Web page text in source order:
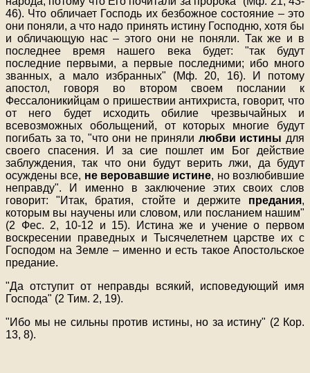
46). Что обличает Господь их безбожное состояние – это
они поняли, а что надо принять истину Господню, хотя бы
и обличающую нас – этого они не поняли. Так же и в
последнее время нашего века будет: "так будут
последние первыми, а первые последними; ибо много
званных, а мало избранных" (Мф. 20, 16). И потому
апостол, говоря во втором своем послании к
Фессалоникийцам о пришествии антихриста, говорит, что
от него будет исходить обилие чрезвычайных и
всевозможных обольщений, от которых многие будут
погибать за то, "что они не приняли любви истины для
своего спасения. И за сие пошлет им Бог действие
заблуждения, так что они будут верить лжи, да будут
осуждены все, не веровавшие истине, но возлюбившие
неправду". И именно в заключение этих своих слов
говорит: "Итак, братия, стойте и держите предания,
которым вы научены или словом, или посланием нашим"
(2 Фес. 2, 10-12 и 15). Истина же и учение о первом
воскресении праведных и Тысячелетнем царстве их с
Господом на Земле – именно и есть такое Апостольское
предание.
"Да отступит от неправды всякий, исповедующий имя
Господа" (2 Тим. 2, 19).
"Ибо мы не сильны против истины, но за истину" (2 Кор.
13, 8).